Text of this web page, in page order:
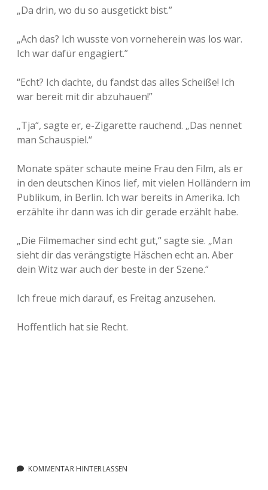
„Da drin, wo du so ausgetickt bist.”
„Ach das? Ich wusste von vorneherein was los war.
Ich war dafür engagiert.”
“Echt? Ich dachte, du fandst das alles Scheiße! Ich
war bereit mit dir abzuhauen!”
„Tja“, sagte er, e-Zigarette rauchend. „Das nennet
man Schauspiel.“
Monate später schaute meine Frau den Film, als er
in den deutschen Kinos lief, mit vielen Holländern im
Publikum, in Berlin. Ich war bereits in Amerika. Ich
erzählte ihr dann was ich dir gerade erzählt habe.
„Die Filmemacher sind echt gut,“ sagte sie. „Man
sieht dir das verängstigte Häschen echt an. Aber
dein Witz war auch der beste in der Szene.“
Ich freue mich darauf, es Freitag anzusehen.
Hoffentlich hat sie Recht.
KOMMENTAR HINTERLASSEN